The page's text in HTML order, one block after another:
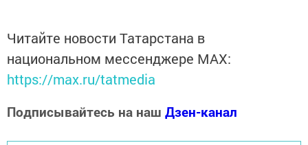
Читайте новости Татарстана в
национальном мессенджере MАХ:
https://max.ru/tatmedia
Подписывайтесь на наш Дзен-канал